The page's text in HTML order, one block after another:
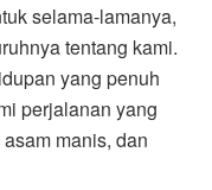
selama-lamanya,
tentang kami.
yang penuh
perjalanan yang
manis, dan